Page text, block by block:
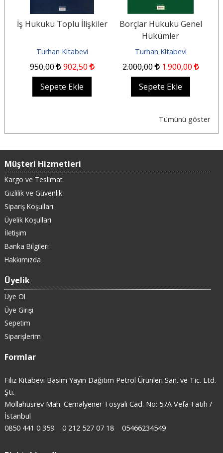
İş Hukuku Toplu İlişkiler
Turhan Kitabevi
950,00 902,50
Sepete Ekle
Borçlar Hukuku Genel
Hükümler
Turhan Kitabevi
2.000,00 1.900,00
Sepete Ekle
Tümünü göster
Müşteri Hizmetleri
Kargo ve Teslimat
Gizlilik ve Güvenlik
Sipariş Koşulları
Üyelik Koşulları
İletişim
Banka Bilgileri
Hakkımızda
Üyelik
Üye Ol
Üye Girişi
Sepetim
Siparişlerim
Formlar
Filiz Kitabevi Basım Yayın Dağıtım Petrol Ürünleri San. ve Tic. Ltd.
Şti.
Mollahüsrev Mah. Cemalyener Tosyalı Cad. No: 57A Vefa-Fatih /
İstanbul
0850 441 0 359
0 212 527 07 18 05466234549